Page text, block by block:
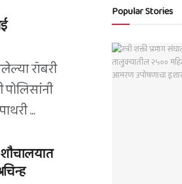
रॉबरी
...
Popular Stories